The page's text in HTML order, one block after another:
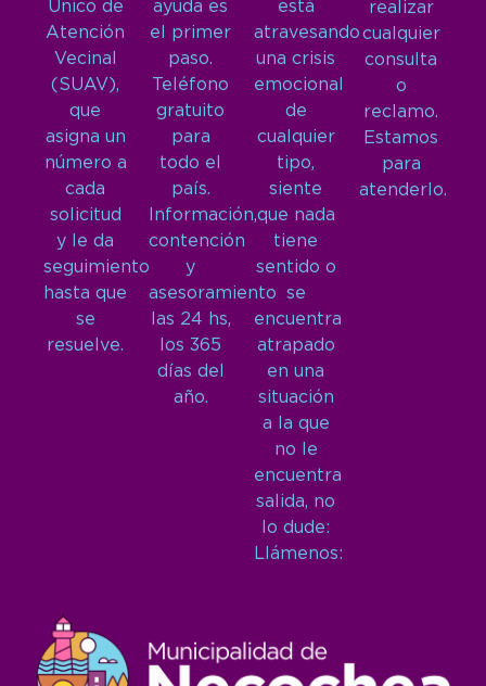
Único de
Atención
Vecinal
(SUAV),
que
asigna un
número a
cada
solicitud
y le da
seguimiento
hasta que
se
resuelve.
ayuda es
el primer
paso.
Teléfono
gratuito
para
todo el
país.
Información,
contención
y
asesoramiento
las 24 hs,
los 365
días del
año.
está
atravesando
una crisis
emocional
de
cualquier
tipo,
siente
que nada
tiene
sentido o
se
encuentra
atrapado
en una
situación
a la que
no le
encuentra
salida, no
lo dude:
Llámenos:
realizar
cualquier
consulta
o
reclamo.
Estamos
para
atenderlo.